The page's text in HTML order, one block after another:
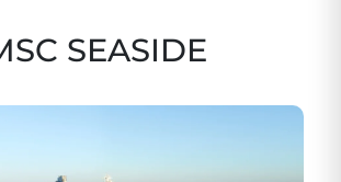
SEASIDE